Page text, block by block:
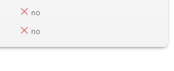
no
no